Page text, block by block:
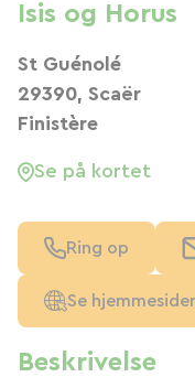
Beskrivelse
Isis og Horus
St Guénolé
29390, Scaër
Finistère
Se på kortet
Ring op
Se